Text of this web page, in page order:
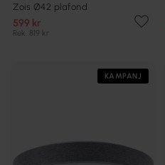
Zois Ø42 plafond
599 kr
Rek. 819 kr
KAMPANJ